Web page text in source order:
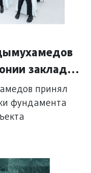
закладки
принял
фундамента